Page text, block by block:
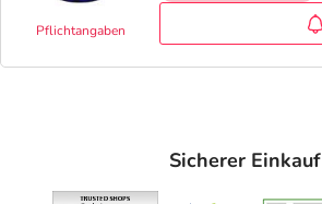
Pflichtangaben
Sicherer Einkauf